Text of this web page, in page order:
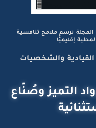
المجلة ترسم ملامح تنافسية
إقليميًّا
والشخصيات
التميز وصُنّاع